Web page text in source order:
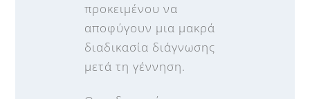
προκειμένου να
αποφύγουν μια μακρά
διαδικασία διάγνωσης
μετά τη γέννηση.